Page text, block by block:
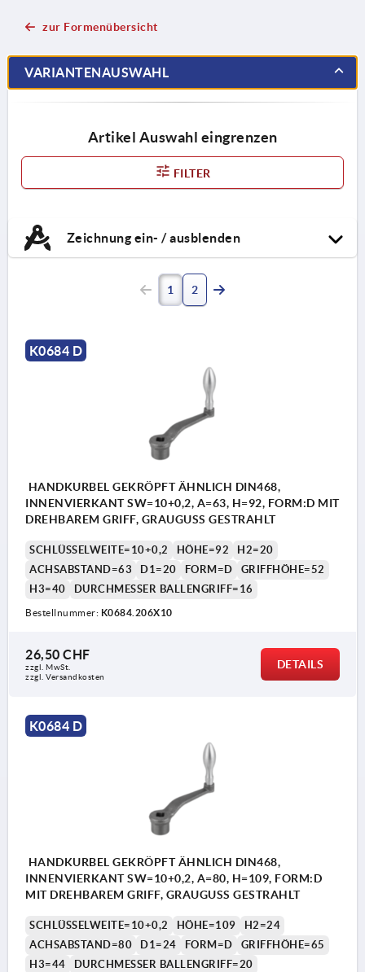
zur Formenübersicht
VARIANTENAUSWAHL
Artikel Auswahl eingrenzen
FILTER
Zeichnung ein- / ausblenden
1 2
K0684 D
HANDKURBEL GEKRÖPFT ÄHNLICH DIN468,
INNENVIERKANT SW=10+0,2, A=63, H=92, FORM:D MIT
DREHBAREM GRIFF, GRAUGUSS GESTRAHLT
SCHLÜSSELWEITE=10+0,2 HÖHE=92
H2=20
ACHSABSTAND=63
D1=20 FORM=D
GRIFFHÖHE=52
H3=40
DURCHMESSER BALLENGRIFF=16
Bestellnummer: K0684.206X10
26,50 CHF
zzgl. MwSt.
zzgl. Versandkosten
DETAILS
K0684 D
HANDKURBEL GEKRÖPFT ÄHNLICH DIN468,
INNENVIERKANT SW=10+0,2, A=80, H=109, FORM:D
MIT DREHBAREM GRIFF, GRAUGUSS GESTRAHLT
SCHLÜSSELWEITE=10+0,2 HÖHE=109
H2=24
ACHSABSTAND=80
D1=24 FORM=D
GRIFFHÖHE=65
H3=44
DURCHMESSER BALLENGRIFF=20